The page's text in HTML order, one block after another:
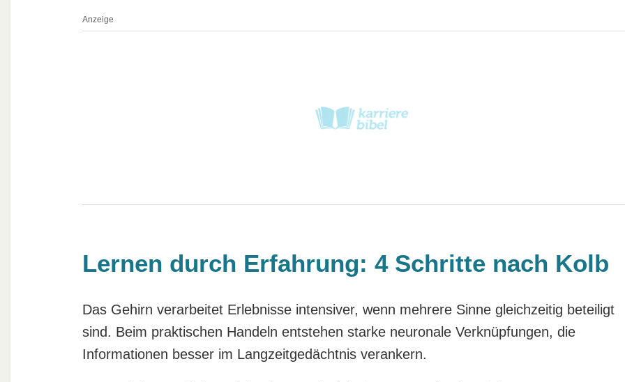
Anzeige
Lernen durch Erfahrung: 4 Schritte nach Kolb
Das Gehirn verarbeitet Erlebnisse intensiver, wenn mehrere Sinne gleichzeitig beteiligt
sind. Beim praktischen Handeln entstehen starke neuronale Verknüpfungen, die
Informationen besser im Langzeitgedächtnis verankern.